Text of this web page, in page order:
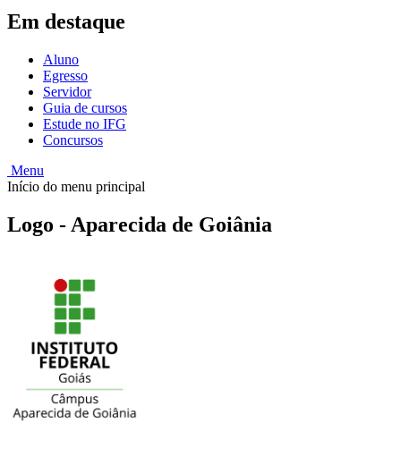
Em destaque
Aluno
Egresso
Servidor
Guia de cursos
Estude no IFG
Concursos
Menu
Início do menu principal
Logo - Aparecida de Goiânia